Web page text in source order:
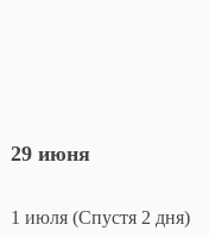
29 июня
1 июля (Спустя 2 дня)